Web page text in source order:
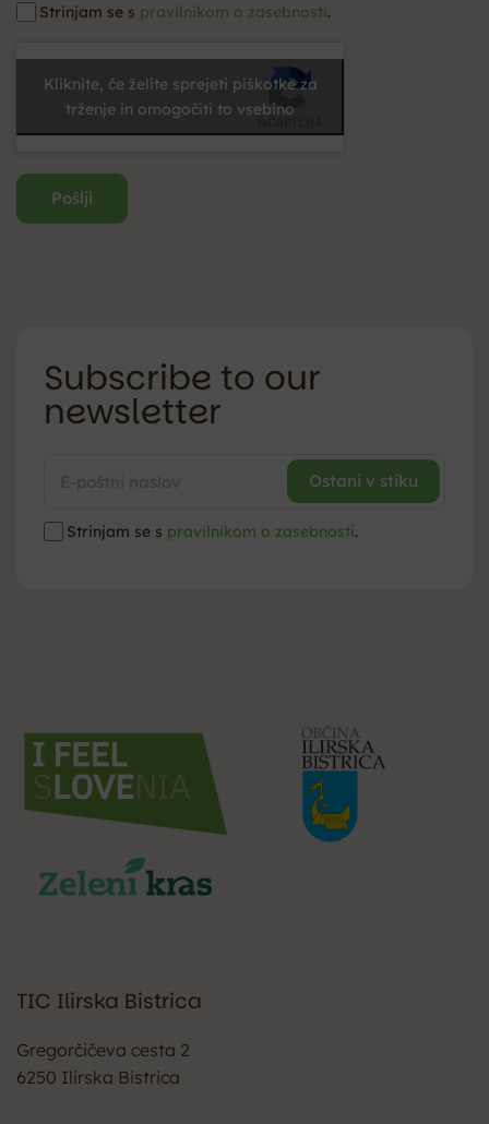
Strinjam se s pravilnikom o zasebnosti.
Kliknite, če želite sprejeti piškotke za
trženje in omogočiti to vsebino
Subscribe to our
newsletter
Strinjam se s pravilnikom o zasebnosti.
TIC Ilirska Bistrica
Gregorčičeva cesta 2
6250 Ilirska Bistrica